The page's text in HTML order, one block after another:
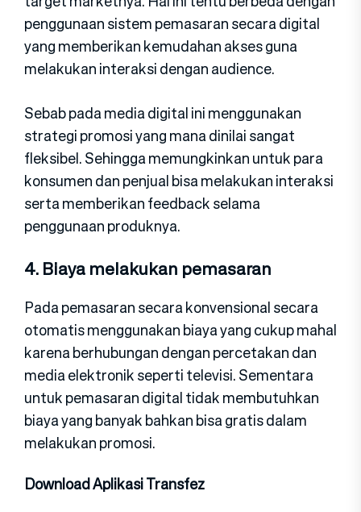
penggunaan sistem pemasaran secara digital
yang memberikan kemudahan akses guna
melakukan interaksi dengan audience.
Sebab pada media digital ini menggunakan
strategi promosi yang mana dinilai sangat
fleksibel. Sehingga memungkinkan untuk para
konsumen dan penjual bisa melakukan interaksi
serta memberikan feedback selama
penggunaan produknya.
4. Biaya melakukan pemasaran
Pada pemasaran secara konvensional secara
otomatis menggunakan biaya yang cukup mahal
karena berhubungan dengan percetakan dan
media elektronik seperti televisi. Sementara
untuk pemasaran digital tidak membutuhkan
biaya yang banyak bahkan bisa gratis dalam
melakukan promosi.
Download Aplikasi Transfez